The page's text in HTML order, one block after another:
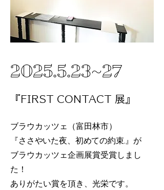
2025.5.23~27
『FIRST CONTACT 展』
ブラウカッツェ（富田林市）
​『ささやいた夜、初めての約束...』が
ブラウカッツェ企画展賞受賞しまし
た！
​ありがたい賞を頂き、光栄です。